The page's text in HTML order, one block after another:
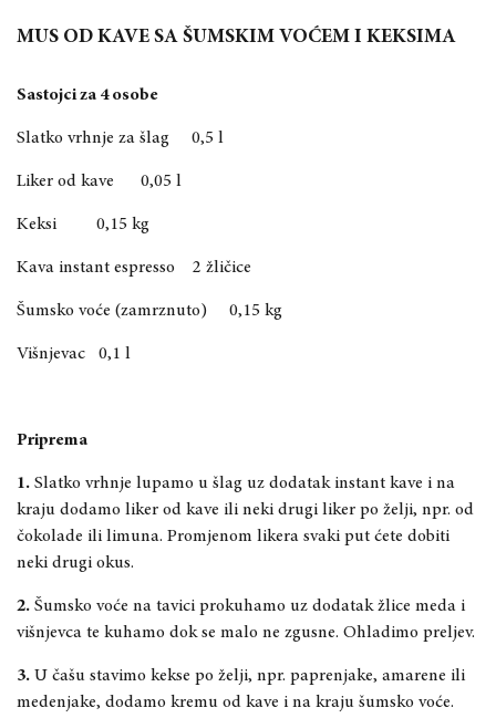
MUS OD KAVE SA ŠUMSKIM VOĆEM I KEKSIMA
Sastojci za 4 osobe
Slatko vrhnje za šlag 0,5 l
Liker od kave 0,05 l
Keksi 0,15 kg
Kava instant espresso 2 žličice
Šumsko voće (zamrznuto) 0,15 kg
Višnjevac 0,1 l
Priprema
1. Slatko vrhnje lupamo u šlag uz dodatak instant kave i na
kraju dodamo liker od kave ili neki drugi liker po želji, npr. od
čokolade ili limuna. Promjenom likera svaki put ćete dobiti
neki drugi okus.
2. Šumsko voće na tavici prokuhamo uz dodatak žlice meda i
višnjevca te kuhamo dok se malo ne zgusne. Ohladimo preljev.
3. U čašu stavimo kekse po želji, npr. paprenjake, amarene ili
medenjake, dodamo kremu od kave i na kraju šumsko voće.